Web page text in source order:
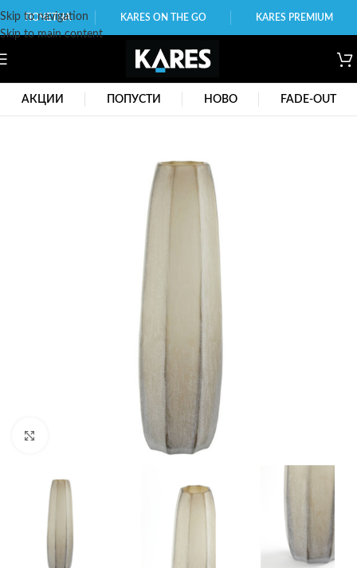
Skip to navigation
Skip to main content
ПОЧЕТНА KARES ON THE GO KARES PREMIUM
АКЦИИ ПОПУСТИ НОВО FADE-OUT